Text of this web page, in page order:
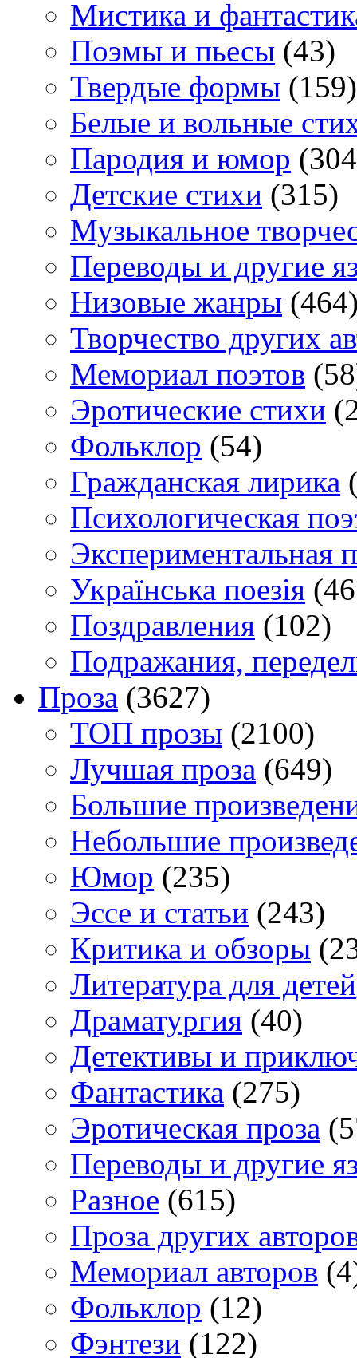
Мистика и
Поэмы и пьесы (43)
Твердые формы (159)
Белые и вольные
Пародия и юмор
Детские стихи (315)
Музыкальное
Переводы и другие
Низовые жанры
Творчество других
Мемориал поэтов
Эротические стихи
Фольклор (54)
Гражданская лирика
Психологическая
Экспериментальная
Українська поезія
Поздравления (102)
Подражания,
Проза (3627)
TOП прозы (2100)
Лучшая проза (649)
Большие
Небольшие
Юмор (235)
Эссе и статьи (243)
Критика и обзоры
Литература для детей
Драматургия (40)
Детективы и
Фантастика (275)
Эротическая проза
Переводы и другие
Разное (615)
Проза других
Мемориал авторов
Фольклор (12)
Фэнтези (122)